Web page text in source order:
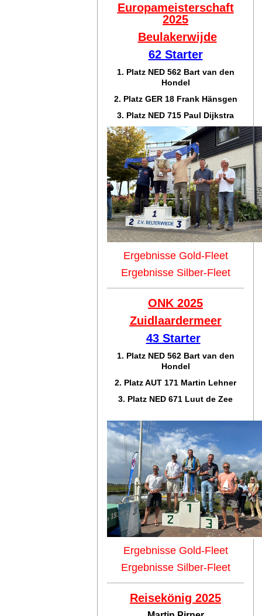
Europameisterschaft
2025
Beulakerwijde
62 Starter
1. Platz NED 562 Bart van den
Hondel
2. Platz GER 18 Frank Hänsgen
3. Platz NED 715 Paul Dijkstra
Ergebnisse Gold-Fleet
Ergebnisse Silber-Fleet
ONK 2025
Zuidlaardermeer
43 Starter
1. Platz NED 562 Bart van den
Hondel
2. Platz AUT 171 Martin Lehner
3. Platz NED 671 Luut de Zee
Ergebnisse Gold-Fleet
Ergebnisse Silber-Fleet
Reisekönig 2025